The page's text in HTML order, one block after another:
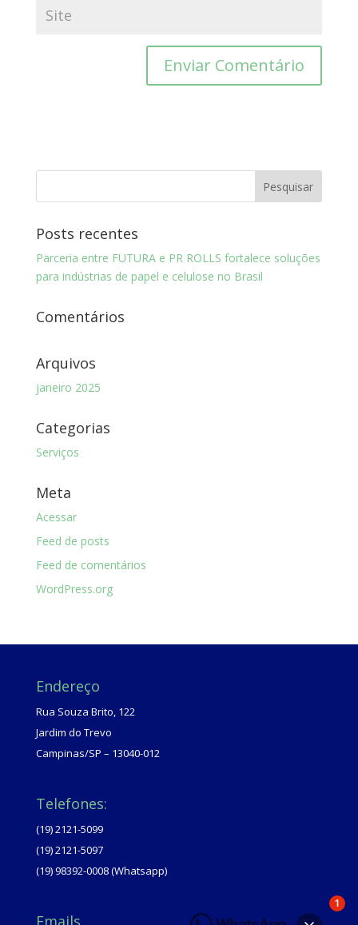
Posts recentes
Parceria entre FUTURA e PR ROLLS fortalece soluções
para indústrias de papel e celulose no Brasil
Comentários
Arquivos
janeiro 2025
Categorias
Serviços
Meta
Acessar
Feed de posts
Feed de comentários
WordPress.org
Endereço
Rua Souza Brito, 122
Jardim do Trevo
Campinas/SP – 13040-012
Telefones:
(19) 2121-5099
(19) 2121-5097
(19) 98392-0008 (Whatsapp)
1